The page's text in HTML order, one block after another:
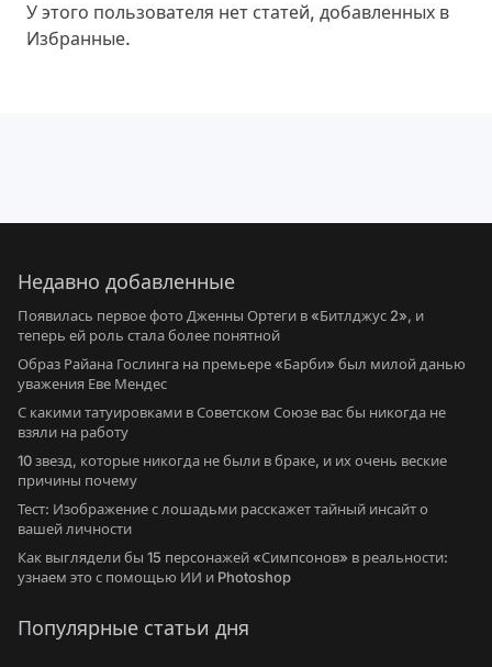
У этого пользователя нет статей, добавленных в
Избранные.
Недавно добавленные
Появилась первое фото Дженны Ортеги в «Битлджус 2», и
теперь ей роль стала более понятной
Образ Райана Гослинга на премьере «Барби» был милой данью
уважения Еве Мендес
С какими татуировками в Советском Союзе вас бы никогда не
взяли на работу
10 звезд, которые никогда не были в браке, и их очень веские
причины почему
Тест: Изображение с лошадьми расскажет тайный инсайт о
вашей личности
Как выглядели бы 15 персонажей «Симпсонов» в реальности:
узнаем это с помощью ИИ и Photoshop
Популярные статьи дня